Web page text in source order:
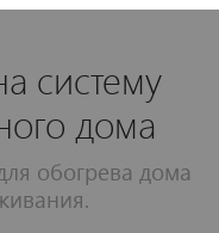
систему
дома
обогрева дома